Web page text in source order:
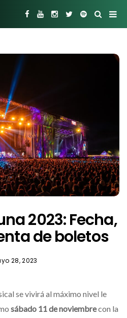
2023: Fecha,
de boletos
28, 2023
se vivirá al máximo nivel le
sábado 11 de noviembrecon la